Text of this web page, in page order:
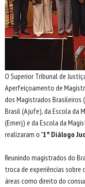
O Superior Tribunal de
Aperfeiçoamento de
dos Magistrados Brasileiros
Brasil (Ajufe), da Escola da
(Emerj) e da Escola da
realizaram o "1º Diálogo
Reunindo magistrados do
troca de experiências
áreas como direito do